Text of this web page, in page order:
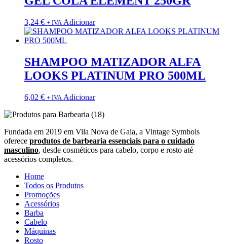
3,24 € + IVA Adicionar
SHAMPOO MATIZADOR ALFA
LOOKS PLATINUM PRO 500ML
6,02 € + IVA Adicionar
Fundada em 2019 em Vila Nova de Gaia, a Vintage Symbols
oferece produtos de barbearia essenciais para o cuidado
masculino, desde cosméticos para cabelo, corpo e rosto até
acessórios completos.
Home
Todos os Produtos
Promoções
Acessórios
Barba
Cabelo
Máquinas
Rosto